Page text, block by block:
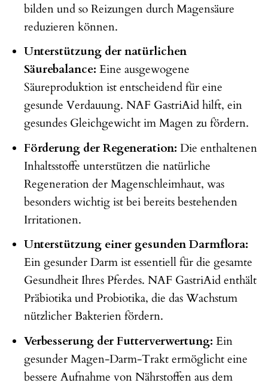
bilden und so Reizungen durch Magensäure
reduzieren können.
Unterstützung der natürlichen
Säurebalance: Eine ausgewogene
Säureproduktion ist entscheidend für eine
gesunde Verdauung. NAF GastriAid hilft, ein
gesundes Gleichgewicht im Magen zu fördern.
Förderung der Regeneration: Die enthaltenen
Inhaltsstoffe unterstützen die natürliche
Regeneration der Magenschleimhaut, was
besonders wichtig ist bei bereits bestehenden
Irritationen.
Unterstützung einer gesunden Darmflora:
Ein gesunder Darm ist essentiell für die gesamte
Gesundheit Ihres Pferdes. NAF GastriAid enthält
Präbiotika und Probiotika, die das Wachstum
nützlicher Bakterien fördern.
Verbesserung der Futterverwertung: Ein
gesunder Magen-Darm-Trakt ermöglicht eine
bessere Aufnahme von Nährstoffen aus dem